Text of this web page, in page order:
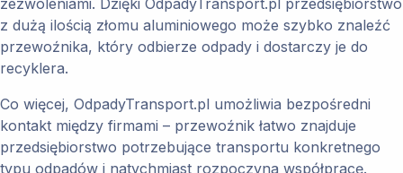
zezwoleniami. Dzięki OdpadyTransport.pl przedsiębiorstwo
z dużą ilością złomu aluminiowego może szybko znaleźć
przewoźnika, który odbierze odpady i dostarczy je do
recyklera.
Co więcej, OdpadyTransport.pl umożliwia bezpośredni
kontakt między firmami – przewoźnik łatwo znajduje
przedsiębiorstwo potrzebujące transportu konkretnego
typu odpadów i natychmiast rozpoczyna współpracę.